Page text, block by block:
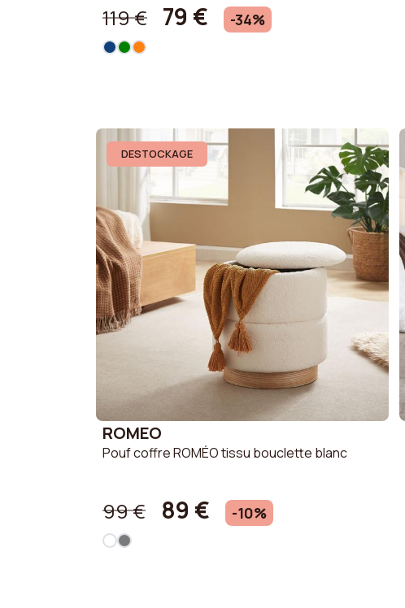
119 € 79 € -34%
DESTOCKAGE
ROMEO
Pouf coffre ROMÉO tissu bouclette blanc
99 € 89 € -10%